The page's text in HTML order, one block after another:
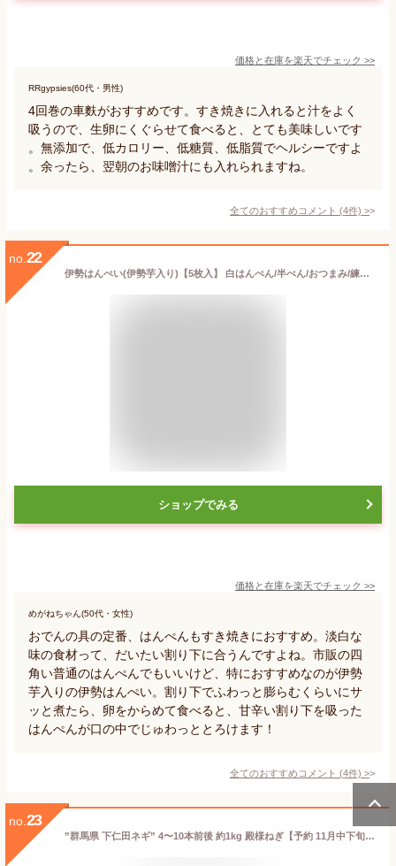
価格と在庫を楽天でチェック >>
RRgypsies(60代・男性)
4回巻の車麩がおすすめです。すき焼きに入れると汁をよく
吸うので、生卵にくぐらせて食べると、とても美味しいです
。無添加で、低カロリー、低糖質、低脂質でヘルシーですよ
。余ったら、翌朝のお味噌汁にも入れられますね。
全てのおすすめコメント (4件) >
no. 22
伊勢はんぺい(伊勢芋入り)【5枚入】 白はんぺん/半ぺん/おつまみ/練り物/魚肉
ショップでみる
価格と在庫を楽天でチェック >>
めがねちゃん(50代・女性)
おでんの具の定番、はんぺんもすき焼きにおすすめ。淡白な
味の食材って、だいたい割り下に合うんですよね。市販の四
角い普通のはんぺんでもいいけど、特におすすめなのが伊勢
芋入りの伊勢はんぺい。割り下でふわっと膨らむくらいにサ
ッと煮たら、卵をからめて食べると、甘辛い割り下を吸った
はんぺんが口の中でじゅわっととろけます！
全てのおすすめコメント (4件) >
no. 23
”群馬県 下仁田ネギ” 4〜10本前後 約1kg 殿様ねぎ【予約 11月中下旬以降】 送料無料